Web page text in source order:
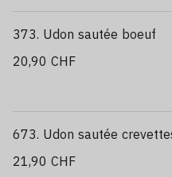
373. Udon sautée boeuf
20,90 CHF
673. Udon sautée
21,90 CHF